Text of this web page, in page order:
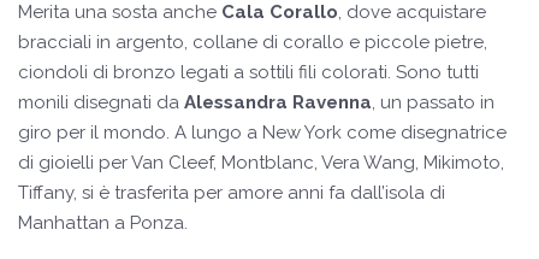
Merita una sosta anche Cala Corallo, dove acquistare
bracciali in argento, collane di corallo e piccole pietre,
ciondoli di bronzo legati a sottili fili colorati. Sono tutti
monili disegnati da Alessandra Ravenna, un passato in
giro per il mondo. A lungo a New York come disegnatrice
di gioielli per Van Cleef, Montblanc, Vera Wang, Mikimoto,
Tiffany, si è trasferita per amore anni fa dall’isola di
Manhattan a Ponza.